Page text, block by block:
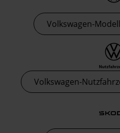
Volkswagen-
Volkswagen-